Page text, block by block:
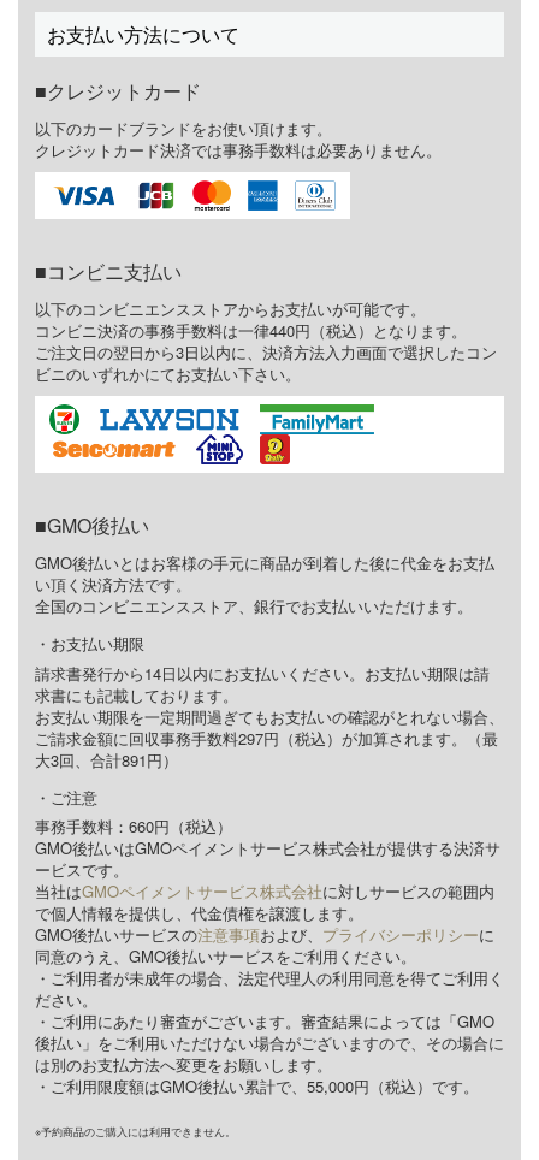
お支払い方法について
クレジットカード
以下のカードブランドをお使い頂けます。
クレジットカード決済では事務手数料は必要ありません。
コンビニ支払い
以下のコンビニエンスストアからお支払いが可能です。
コンビニ決済の事務手数料は一律440円（税込）となります。
ご注文日の翌日から3日以内に、決済方法入力画面で選択したコン
ビニのいずれかにてお支払い下さい。
GMO後払い
GMO後払いとはお客様の手元に商品が到着した後に代金をお支払
い頂く決済方法です。
全国のコンビニエンスストア、銀行でお支払いいただけます。
お支払い期限
請求書発行から14日以内にお支払いください。お支払い期限は請
求書にも記載しております。
お支払い期限を一定期間過ぎてもお支払いの確認がとれない場合、
ご請求金額に回収事務手数料297円（税込）が加算されます。（最
大3回、合計891円）
ご注意
事務手数料：660円（税込）
GMO後払いはGMOペイメントサービス株式会社が提供する決済サ
ービスです。
当社はGMOペイメントサービス株式会社に対しサービスの範囲内
で個人情報を提供し、代金債権を譲渡します。
GMO後払いサービスの注意事項および、 プライバシーポリシーに
同意のうえ、GMO後払いサービスをご利用ください。
・ご利用者が未成年の場合、法定代理人の利用同意を得てご利用く
ださい。
・ご利用にあたり審査がございます。審査結果によっては「GMO
後払い」をご利用いただけない場合がございますので、その場合に
は別のお支払方法へ変更をお願いします。
・ご利用限度額はGMO後払い累計で、55,000円（税込）です。
※予約商品のご購入には利用できません。